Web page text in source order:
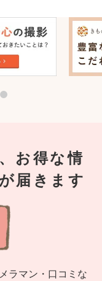
お得な情
届きます
ラマン・口コミな